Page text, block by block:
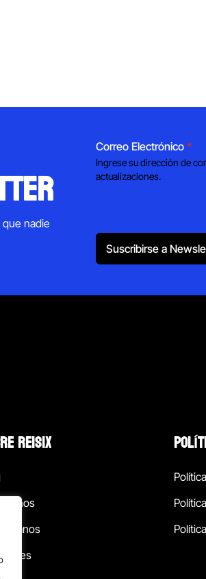
nadie
Correo Electrónico *
Ingrese su dirección de
actualizaciones.
Suscribirse a
REISIX